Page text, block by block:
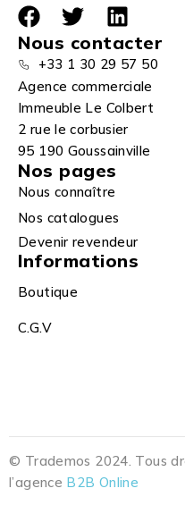
Nous contacter
+33 1 30 29 57 50
Agence commerciale
Immeuble Le Colbert
2 rue le corbusier
95 190 Goussainville
Nos pages
Nous connaître
Nos catalogues
Devenir revendeur
Informations
Boutique
C.G.V
© Trademos 2024. Tous
l’agence B2B Online